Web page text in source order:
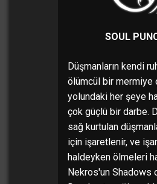
SOUL
Düşmanların kendi
ölümcül bir mermiye
yolundaki her şeye
çok güçlü bir darbe.
sağ kurtulan
için işaretlenir, ve
haldeyken ölmeleri
Nekros'un Shadows